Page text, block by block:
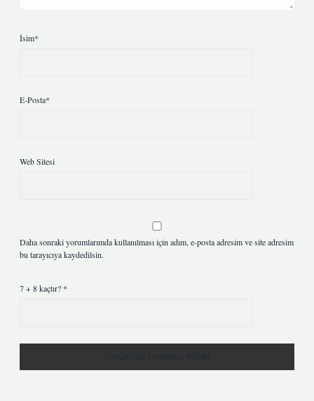
İsim*
E-Posta*
Web Sitesi
Daha sonraki yorumlarımda kullanılması için adım, e-posta adresim ve site adresim
bu tarayıcıya kaydedilsin.
7 + 8 kaçtır? *